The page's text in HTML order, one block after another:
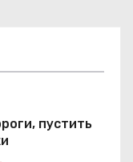
пустить